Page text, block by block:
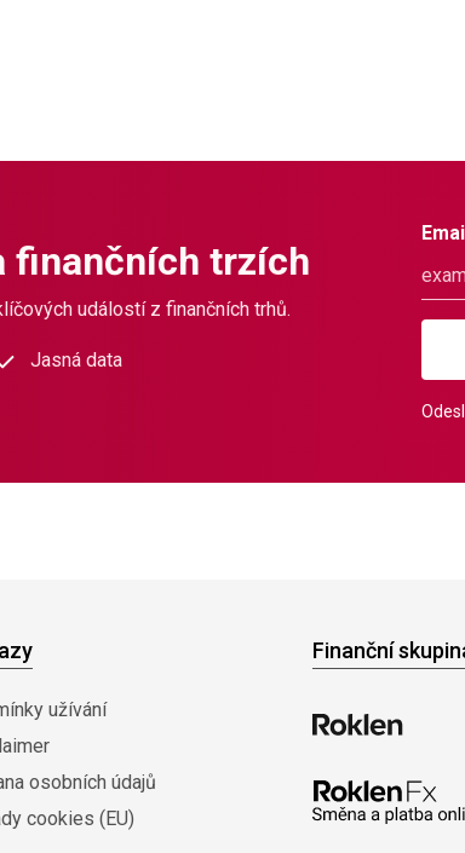
finančních trzích
událostí z finančních trhů.
Jasná data
užívání
osobních údajů
cookies (EU)
Finanční